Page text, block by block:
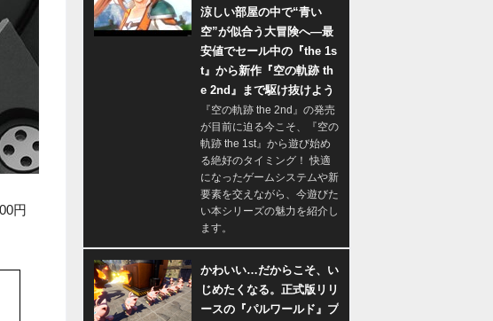
円
涼しい部屋の中で“青い
空”が似合う大冒険へ―最
安値でセール中の『the 1s
t』から新作『空の軌跡 th
e 2nd』まで駆け抜けよう
『空の軌跡 the 2nd』の発売
が目前に迫る今こそ、『空の
軌跡 the 1st』から遊び始め
る絶好のタイミング！ 快適
になったゲームシステムや新
要素を交えながら、今遊びた
い本シリーズの魅力を紹介し
ます。
かわいい…だからこそ、い
じめたくなる。正式版リリ
ースの『パルワールド』プ